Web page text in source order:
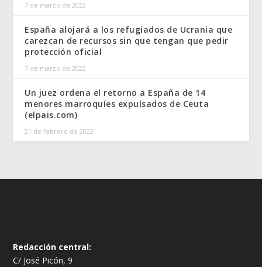
7 de marzo de 2022
España alojará a los refugiados de Ucrania que
carezcan de recursos sin que tengan que pedir
protección oficial
7 de marzo de 2022
Un juez ordena el retorno a España de 14
menores marroquíes expulsados de Ceuta
(elpais.com)
21 de febrero de 2022
Redacción central:
C/ José Picón, 9